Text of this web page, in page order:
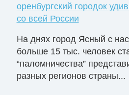
оренбургский городок
со всей России
На днях город Ясный с
больше 15 тыс. человек
“паломничества”
разных регионов страны...